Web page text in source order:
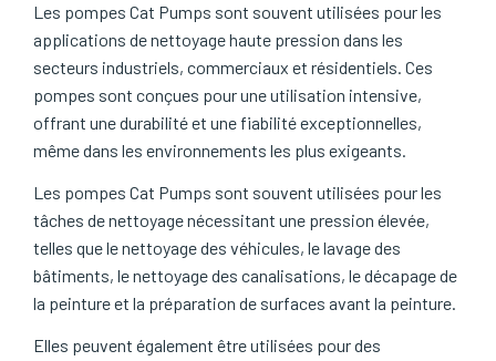
Les pompes Cat Pumps sont souvent utilisées pour les
applications de nettoyage haute pression dans les
secteurs industriels, commerciaux et résidentiels. Ces
pompes sont conçues pour une utilisation intensive,
offrant une durabilité et une fiabilité exceptionnelles,
même dans les environnements les plus exigeants.
Les pompes Cat Pumps sont souvent utilisées pour les
tâches de nettoyage nécessitant une pression élevée,
telles que le nettoyage des véhicules, le lavage des
bâtiments, le nettoyage des canalisations, le décapage de
la peinture et la préparation de surfaces avant la peinture.
Elles peuvent également être utilisées pour des